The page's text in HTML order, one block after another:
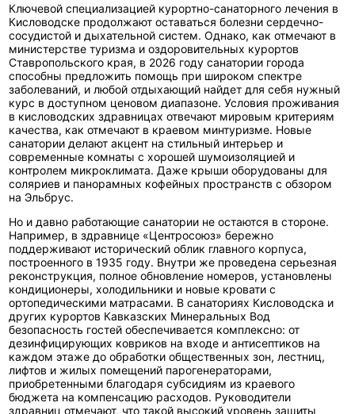
Ключевой специализацией курортно-санаторного лечения в
Кисловодске продолжают оставаться болезни сердечно-
сосудистой и дыхательной систем. Однако, как отмечают в
министерстве туризма и оздоровительных курортов
Ставропольского края, в 2026 году санатории города
способны предложить помощь при широком спектре
заболеваний, и любой отдыхающий найдет для себя нужный
курс в доступном ценовом диапазоне. Условия проживания
в кисловодских здравницах отвечают мировым критериям
качества, как отмечают в краевом минтуризме. Новые
санатории делают акцент на стильный интерьер и
современные комнаты с хорошей шумоизоляцией и
контролем микроклимата. Даже крыши оборудованы для
соляриев и панорамных кофейных пространств с обзором
на Эльбрус.
Но и давно работающие санатории не остаются в стороне.
Например, в здравнице «Центросоюз» бережно
поддерживают исторический облик главного корпуса,
построенного в 1935 году. Внутри же проведена серьезная
реконструкция, полное обновление номеров, установлены
кондиционеры, холодильники и новые кровати с
ортопедическими матрасами. В санаториях Кисловодска и
других курортов Кавказских Минеральных Вод
безопасность гостей обеспечивается комплексно: от
дезинфицирующих ковриков на входе и антисептиков на
каждом этаже до обработки общественных зон, лестниц,
лифтов и жилых помещений парогенераторами,
приобретенными благодаря субсидиям из краевого
бюджета на компенсацию расходов. Руководители
здравниц отмечают, что такой высокий уровень защиты